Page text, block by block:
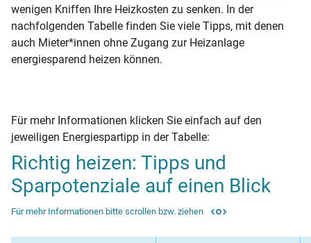
wenigen Kniffen Ihre Heizkosten zu senken. In der
nachfolgenden Tabelle finden Sie viele Tipps, mit denen
auch Mieter*innen ohne Zugang zur Heizanlage
energiesparend heizen können.
Für mehr Informationen klicken Sie einfach auf den
jeweiligen Energiespartipp in der Tabelle:
Richtig heizen: Tipps und
Sparpotenziale auf einen Blick
Für mehr Informationen bitte scrollen bzw. ziehen